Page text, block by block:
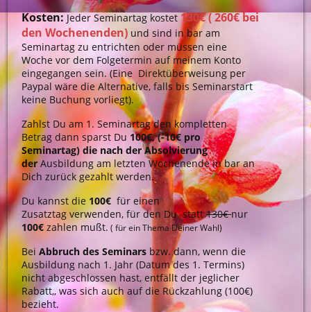
Kosten:JederSeminartag kostet 130€ ( 260€ bei
den Wochenenden) und sind in bar am
Seminartag zu entrichten oder müssen eine
Woche vor dem Folgetermin auf meinem Konto
eingegangen sein. (Eine Direktüberweisung per
Paypal wäre die Alternative, falls bis Seminarstart
keine Buchung vorliegt).
Zahlst Du am 1. Seminartag den kompletten
Betrag dann sparst Du 100€, (-10€ pro
Seminartag) die nach der Absolvierung
derAusbildung am letzten Wochenende in bar an
Dich zurück gezahlt werden.
Du kannst die100€ für einen
Zusatztagverwenden, für den Dustatt130€nur
100€ zahlen mußt. ( für ein Thema Deiner Wahl)
BeiAbbruch des Seminars bzw. dann, wenn die
Ausbildung nach 1. Jahr (Datum des 1. Termins)
nicht abgeschlossen hast, entfällt der jeglicher
Rabatt,, was sich auch auf die Rückzahlung (100€)
bezieht.